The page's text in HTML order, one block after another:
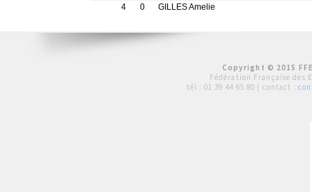
4
0 GILLES Amelie
Copyright © 2015
Fédération Française des
tél : 01 39 44 65 80 | contact :